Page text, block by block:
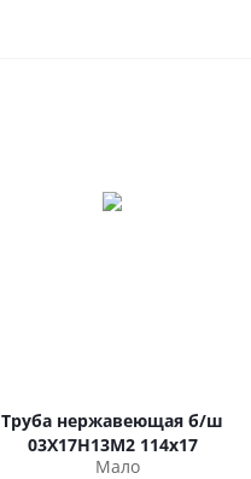
Труба нержавеющая б/ш
03Х17Н13М2 114х17
Мало